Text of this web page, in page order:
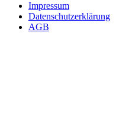
Impressum
Datenschutzerklärung
AGB